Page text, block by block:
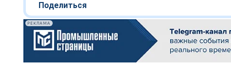
Поделиться
РЕКЛАМА